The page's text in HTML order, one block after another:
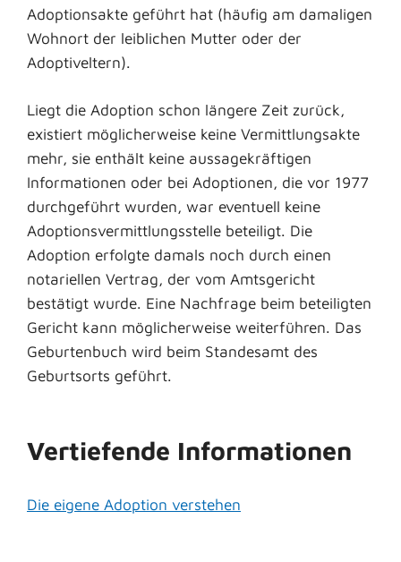
Adoptionsakte geführt hat (häufig am damaligen
Wohnort der leiblichen Mutter oder der
Adoptiveltern).
Liegt die Adoption schon längere Zeit zurück,
existiert möglicherweise keine Vermittlungsakte
mehr, sie enthält keine aussagekräftigen
Informationen oder bei Adoptionen, die vor 1977
durchgeführt wurden, war eventuell keine
Adoptionsvermittlungsstelle beteiligt. Die
Adoption erfolgte damals noch durch einen
notariellen Vertrag, der vom Amtsgericht
bestätigt wurde. Eine Nachfrage beim beteiligten
Gericht kann möglicherweise weiterführen. Das
Geburtenbuch wird beim Standesamt des
Geburtsorts geführt.
Vertiefende Informationen
Die eigene Adoption verstehen